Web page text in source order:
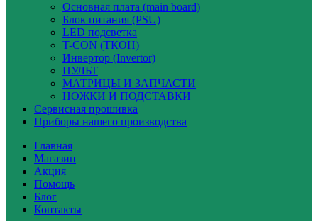
Основная плата (main board)
Блок питания (PSU)
LED подсветка
T-CON (ТКОН)
Инвертор (Invertor)
ПУЛЬТ
МАТРИЦЫ И ЗАПЧАСТИ
НОЖКИ И ПОДСТАВКИ
Сервисная прошивка
Приборы нашего производства
Главная
Магазин
Акция
Помощь
Блог
Контакты